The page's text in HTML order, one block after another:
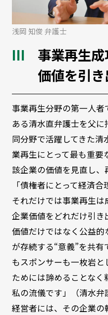
浅岡 知俊 弁護士
事業再生
価値を引
事業再生分野の第一人
ある清水直弁護士を父
同分野で活躍してきた
業再生にとって最も重要
該企業の価値を見直し、
「債権者にとって経済合
それだけでは事業再生
企業価値をどれだけ引
価値だけではなく公益
が存続する“意義”を共
もスポンサーも一枚岩と
ためには諦めることな
私の流儀です」（清水
経営者には、その企業